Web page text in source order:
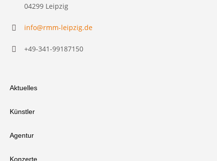
04299 Leipzig
info@rmm-leipzig.de
+49-341-99187150
Aktuelles
Künstler
Agentur
Konzerte